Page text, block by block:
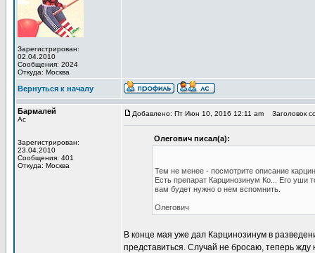
Зарегистрирован:
02.04.2010
Сообщения: 2024
Откуда: Москва
Вернуться к началу
Бармалей
Ас
Зарегистрирован:
23.04.2010
Сообщения: 401
Откуда: Москва
Добавлено: Пт Июн 10, 2016 12:11 am Заголовок
Олегович писал(а):
Тем не менее - посмотрите описание
Есть препарат Карцинозинум Ко... Его уши
вам будет нужно о нем вспомнить.
Олегович
В конце мая уже дал Карцинозинум в
представиться. Случай не бросаю, теперь жду